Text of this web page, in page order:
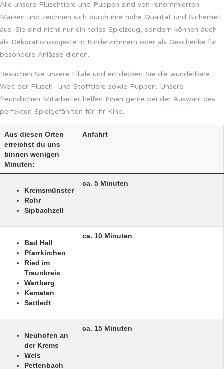
Alle unsere Plüschtiere und Puppen sind von renommierten
Marken und zeichnen sich durch ihre hohe Qualität und Sicherheit
aus. Sie sind nicht nur ein tolles Spielzeug, sondern können auch
als Dekorationsobjekte in Kinderzimmern oder als Geschenke für
besondere Anlässe dienen.
Besuchen Sie unsere Filiale und entdecken Sie die wunderbare
Welt der Plüsch- und Stofftiere sowie Puppen. Unsere
freundlichen Mitarbeiter helfen Ihnen gerne bei der Auswahl des
perfekten Spielgefährten für Ihr Kind.
Aus diesen Orten
erreichst du uns
binnen wenigen
Minuten:
Anfahrt
Kremsmünster
Rohr
Sipbachzell
ca. 5 Minuten
Bad Hall
Pfarrkirchen
Ried im
Traunkreis
Wartberg
Kematen
Sattledt
ca. 10 Minuten
Neuhofen an
der Krems
Wels
Pettenbach
ca. 15 Minuten